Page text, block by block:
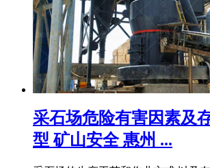
采石场危险有害因素及
型 矿山安全 惠州 ...